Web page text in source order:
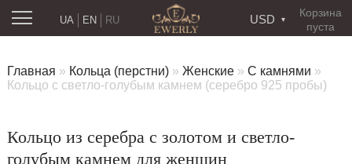
Корзина
пуста
USD
RU
UA EN
Главная » Кольца (перстни) » Женские » С камнями »
Кольцо с светло-голубым камнем (серебро 925 пробы)
Кольцо из серебра с золотом и светло-
голубым камнем для женщин